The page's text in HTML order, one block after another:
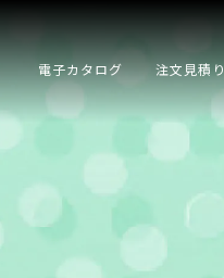
電子カタログ 注文見積り